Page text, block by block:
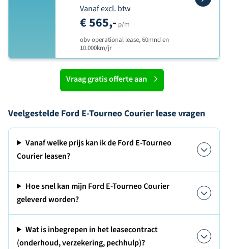
Vanaf excl. btw
€ 565,- p/m
obv operational lease, 60mnd en
10.000km/jr
Vraag gratis offerte aan
Veelgestelde Ford E-Tourneo Courier lease vragen
Vanaf welke prijs kan ik de Ford E-Tourneo
Courier leasen?
Hoe snel kan mijn Ford E-Tourneo Courier
geleverd worden?
Wat is inbegrepen in het leasecontract
(onderhoud, verzekering, pechhulp)?